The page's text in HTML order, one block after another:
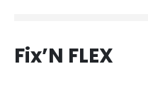
Fix’N FLEX